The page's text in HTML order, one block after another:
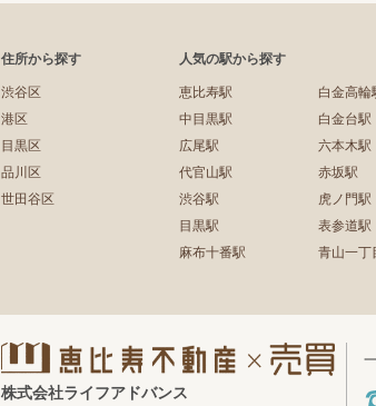
住所から探す
渋谷区
港区
目黒区
品川区
世田谷区
人気の駅から探す
恵比寿駅
中目黒駅
広尾駅
代官山駅
渋谷駅
目黒駅
麻布十番駅
白金高輪
白金台駅
六本木駅
赤坂駅
虎ノ門駅
表参道駅
青山一丁
株式会社ライフアドバンス